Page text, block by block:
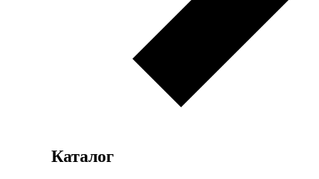
Каталог